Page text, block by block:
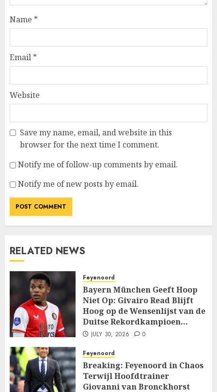
Name *
Email *
Website
Save my name, email, and website in this
browser for the next time I comment.
Notify me of follow-up comments by email.
Notify me of new posts by email.
RELATED NEWS
Feyenoord
Bayern München Geeft Hoop
Niet Op: Givairo Read Blijft
Hoog op de Wensenlijst van de
Duitse Rekordkampioen…
JULY 30, 2026 0
Feyenoord
Breaking: Feyenoord in Chaos
Terwijl Hoofdtrainer
Giovanni van Bronckhorst